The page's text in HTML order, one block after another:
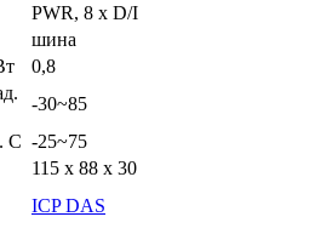
PWR, 8 x D/I
шина
0,8
-30~85
C -25~75
115 x 88 x 30
ICP DAS